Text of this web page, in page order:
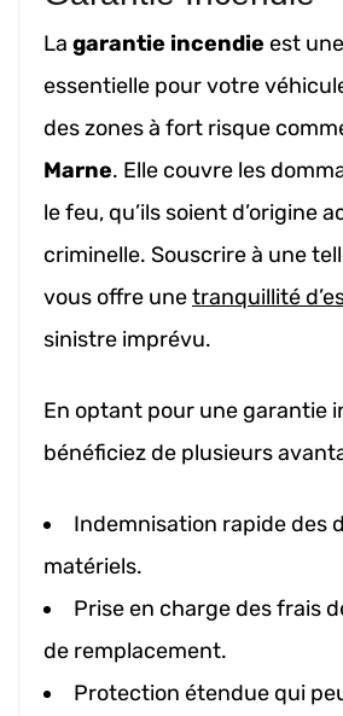
La garantie incendie est
essentielle pour votre
des zones à fort risque
Marne. Elle couvre les
le feu, qu’ils soient d’origine
criminelle. Souscrire à une
vous offre unetranquillité
sinistre imprévu.
En optant pour une garantie
bénéficiez de plusieurs
Indemnisation rapide des
matériels.
Prise en charge des frais
de remplacement.
Protection étendue qui